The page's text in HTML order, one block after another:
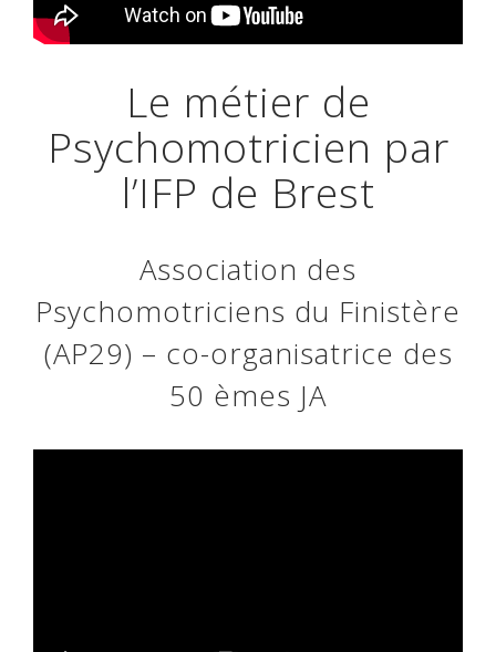
Le métier de
Psychomotricien par
l’IFP de Brest
Association des
Psychomotriciens du Finistère
(AP29) – co-organisatrice des
50 èmes JA